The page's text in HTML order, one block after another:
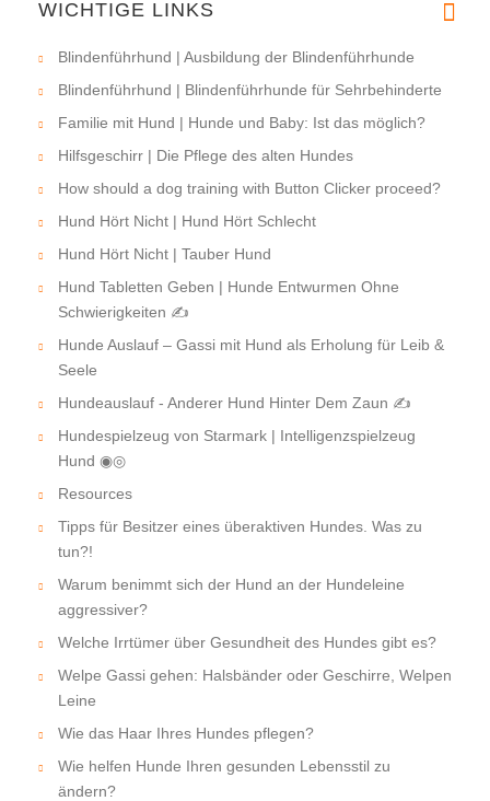
WICHTIGE LINKS
Blindenführhund | Ausbildung der Blindenführhunde
Blindenführhund | Blindenführhunde für Sehrbehinderte
Familie mit Hund | Hunde und Baby: Ist das möglich?
Hilfsgeschirr | Die Pflege des alten Hundes
How should a dog training with Button Clicker proceed?
Hund Hört Nicht | Hund Hört Schlecht
Hund Hört Nicht | Tauber Hund
Hund Tabletten Geben | Hunde Entwurmen Ohne
Schwierigkeiten ✍
Hunde Auslauf – Gassi mit Hund als Erholung für Leib &
Seele
Hundeauslauf - Anderer Hund Hinter Dem Zaun ✍
Hundespielzeug von Starmark | Intelligenzspielzeug
Hund ◉◎
Resources
Tipps für Besitzer eines überaktiven Hundes. Was zu
tun?!
Warum benimmt sich der Hund an der Hundeleine
aggressiver?
Welche Irrtümer über Gesundheit des Hundes gibt es?
Welpe Gassi gehen: Halsbänder oder Geschirre, Welpen
Leine
Wie das Haar Ihres Hundes pflegen?
Wie helfen Hunde Ihren gesunden Lebensstil zu
ändern?